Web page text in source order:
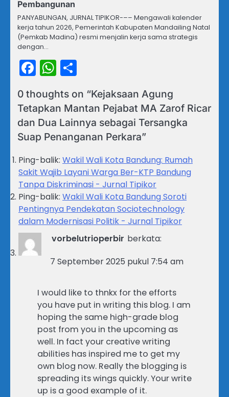
Pembangunan
PANYABUNGAN, JURNAL TIPIKOR-–– Mengawali kalender
kerja tahun 2026, Pemerintah Kabupaten Mandailing Natal
(Pemkab Madina) resmi menjalin kerja sama strategis
dengan…
Facebook
WhatsApp
0 thoughts on “Kejaksaan Agung
Tetapkan Mantan Pejabat MA Zarof Ricar
dan Dua Lainnya sebagai Tersangka
Suap Penanganan Perkara”
Ping-balik: Wakil Wali Kota Bandung: Rumah
Sakit Wajib Layani Warga Ber-KTP Bandung
Tanpa Diskriminasi - Jurnal Tipikor
Ping-balik: Wakil Wali Kota Bandung Soroti
Pentingnya Pendekatan Sociotechnology
dalam Modernisasi Politik - Jurnal Tipikor
vorbelutrioperbir berkata:
7 September 2025 pukul 7:54 am
I would like to thnkx for the efforts
you have put in writing this blog. I am
hoping the same high-grade blog
post from you in the upcoming as
well. In fact your creative writing
abilities has inspired me to get my
own blog now. Really the blogging is
spreading its wings quickly. Your write
up is a good example of it.